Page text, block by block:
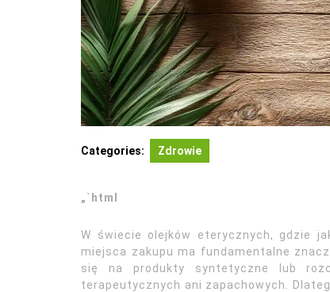
Categories: Zdrowie
„`html
W świecie olejków eterycznych, gdzie
miejsca zakupu ma fundamentalne
się na produkty syntetyczne lub
terapeutycznych ani zapachowych.